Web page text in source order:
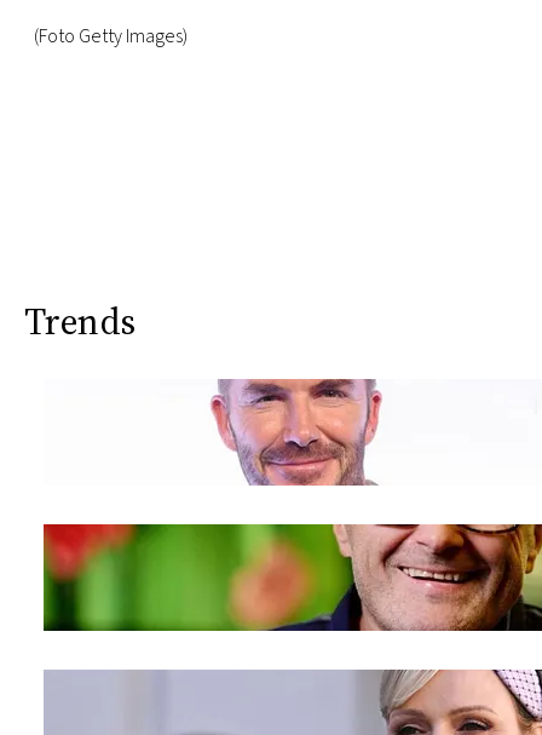
(Foto Getty Images)
Trends